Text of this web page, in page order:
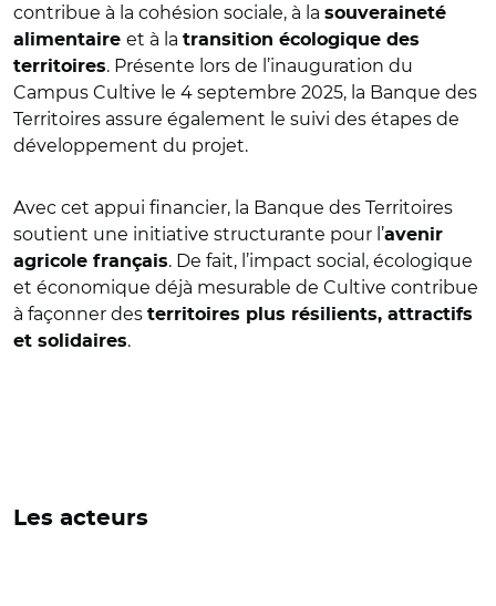
contribue à la cohésion sociale, à la souveraineté
alimentaire et à la transition écologique des
territoires. Présente lors de l’inauguration du
Campus Cultive le 4 septembre 2025, la Banque des
Territoires assure également le suivi des étapes de
développement du projet.
Avec cet appui financier, la Banque des Territoires
soutient une initiative structurante pour l’avenir
agricole français. De fait, l’impact social, écologique
et économique déjà mesurable de Cultive contribue
à façonner des territoires plus résilients, attractifs
et solidaires.
Les acteurs